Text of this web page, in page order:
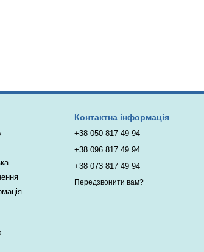
Контактна інформація
+38 050 817 49 94
+38 096 817 49 94
+38 073 817 49 94
Передзвонити вам?